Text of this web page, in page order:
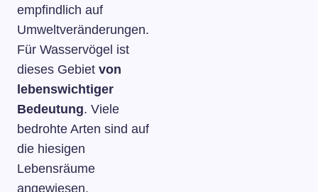
empfindlich auf
Umweltveränderungen.
Für Wasservögel ist
dieses Gebiet von
lebenswichtiger
Bedeutung. Viele
bedrohte Arten sind auf
die hiesigen
Lebensräume
angewiesen.